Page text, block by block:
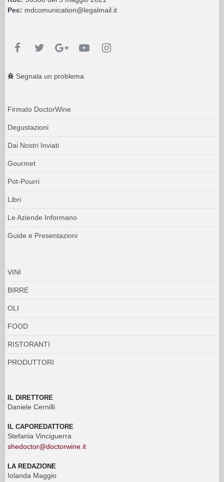
Pec: mdcomunication@legalmail.it
Segnala un problema
Firmato DoctorWine
Degustazioni
Dai Nostri Inviati
Gourmet
Pot-Pourri
Libri
Le Aziende Informano
Guide e Presentazioni
VINI
BIRRE
OLI
FOOD
RISTORANTI
PRODUTTORI
IL DIRETTORE
Daniele Cernilli
IL CAPOREDATTORE
Stefania Vinciguerra
shedoctor@doctorwine.it
LA REDAZIONE
Iolanda Maggio